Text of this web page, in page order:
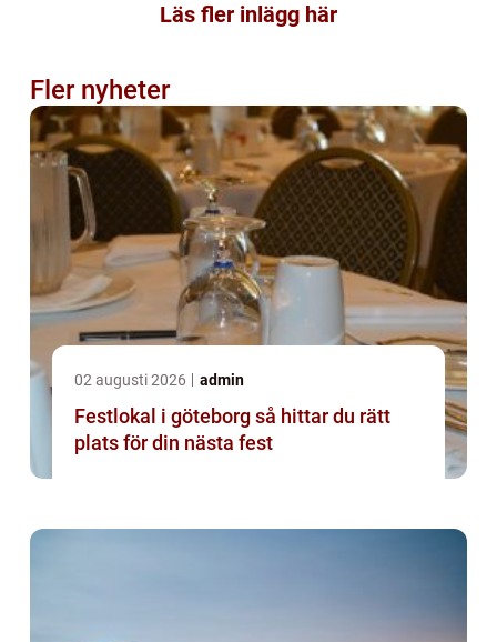
Läs fler inlägg här
Fler nyheter
02 augusti 2026 admin
Festlokal i göteborg så hittar du rätt
plats för din nästa fest